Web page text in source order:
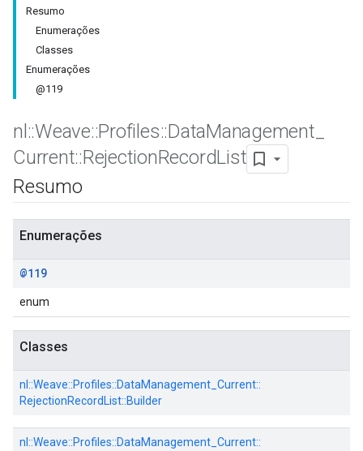
Resumo
Enumerações
Classes
Enumerações
@119
nl ::Weave::Profiles::DataManagement
Current::RejectionRecordList
Resumo
Enumerações
@119
enum
Classes
nl::Weave::Profiles::DataManagement_Current::
RejectionRecordList::Builder
nl::Weave::Profiles::DataManagement_Current::